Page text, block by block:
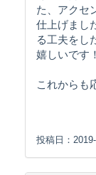
た、アクセ
仕上げまし
る工夫をし
嬉しいです！
これからも
投稿日：